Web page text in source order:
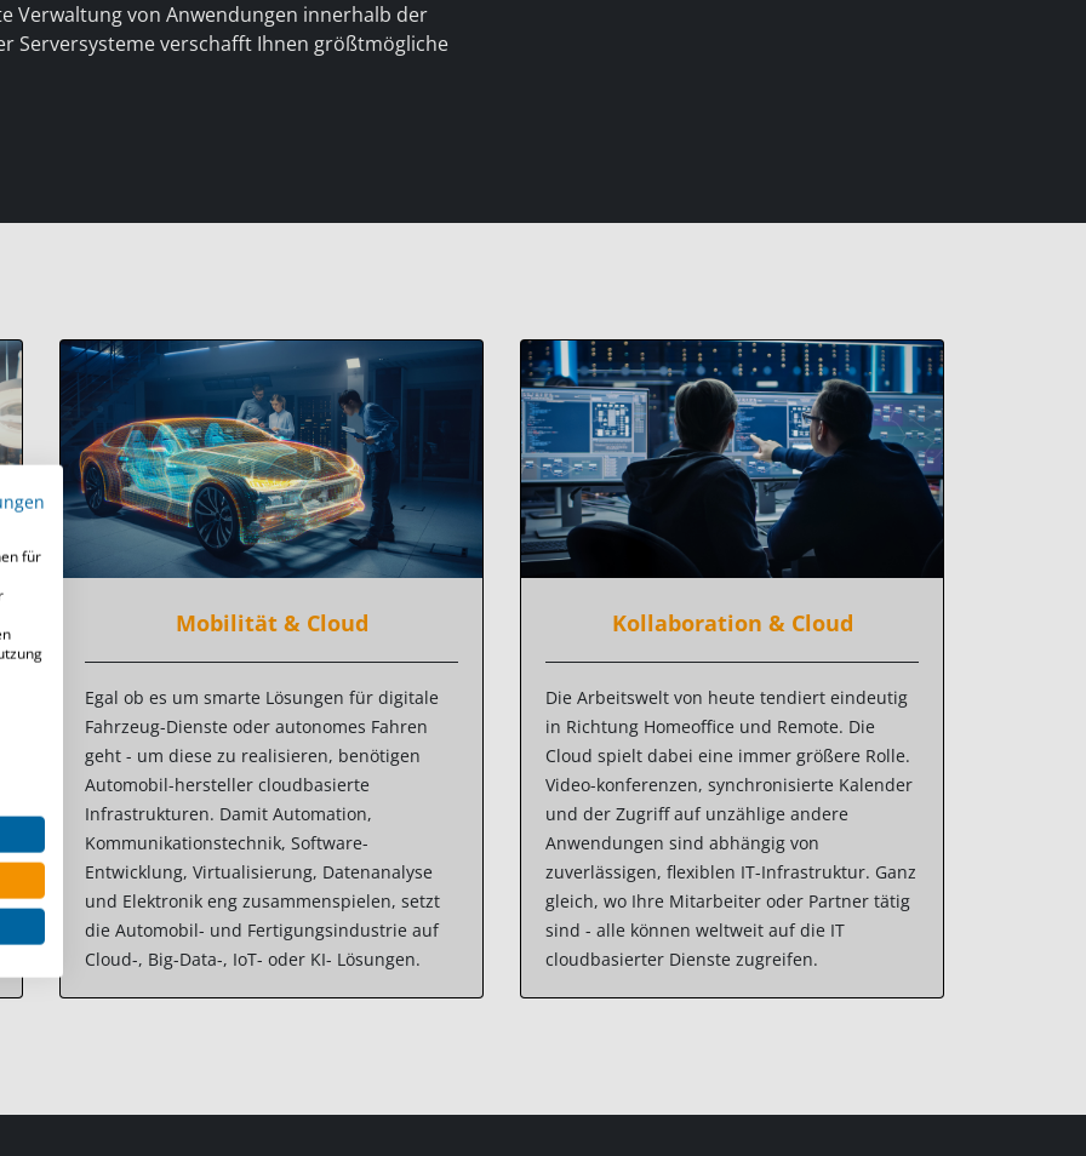
Verwaltung von Anwendungen innerhalb der
Serversysteme verschafft Ihnen größtmögliche
Mobilität & Cloud
Egal ob es um smarte Lösungen für digitale
Fahrzeug-Dienste oder autonomes Fahren
geht - um diese zu realisieren, benötigen
Automobil-hersteller cloudbasierte
Infrastrukturen. Damit Automation,
Kommunikationstechnik, Software-
Entwicklung, Virtualisierung, Datenanalyse
und Elektronik eng zusammenspielen, setzt
die Automobil- und Fertigungsindustrie auf
Cloud-, Big-Data-, IoT- oder KI- Lösungen.
Kollaboration & Cloud
Die Arbeitswelt von heute tendiert eindeutig
in Richtung Homeoffice und Remote. Die
Cloud spielt dabei eine immer größere Rolle.
Video-konferenzen, synchronisierte Kalender
und der Zugriff auf unzählige andere
Anwendungen sind abhängig von
zuverlässigen, flexiblen IT-Infrastruktur. Ganz
gleich, wo Ihre Mitarbeiter oder Partner tätig
sind - alle können weltweit auf die IT
cloudbasierter Dienste zugreifen.
für